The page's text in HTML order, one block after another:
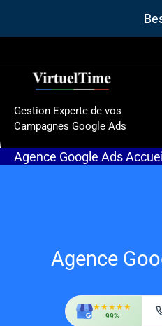
au
Gestion Experte de vos
Campagnes Google Ads
Agence Google AdsAccueil
Agence
★★★★★
99%